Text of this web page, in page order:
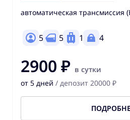
автоматическая трансмиссия
5 5 1 4
2900 ₽ в сутки
от 5 дней / депозит 20000 ₽